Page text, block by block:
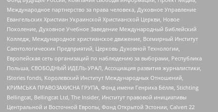
Международное партнерство за права человека, Духовное Управление
Евангельских Христиан Украинской Христианской Церкви, Новое
Поколение, Духовное Учебное Заведение Международный Библейский
Колледж, Международное христианское движение, Всемирный Институт
Саентологических Предприятий, Церковь Духовной Технологии,
Европейская сеть организаций по наблюдению за выборами, Республика
Польша, СВОБОДНЫЙ ИДЕЛЬ-УРАЛ, Ассоциация развития журналистики,
IStories fonds, Королевский Институт Международных Отношений,
КРИМСЬКА ПРАВОЗАХИСНА ГРУПА, Фонд имени Генриха Бёлля, Stichting
Bellingcat, Bellingcat Ltd, The Insider, Институт правовой инициативы
Центральной и Восточной Европы, Фонд Открытой Эстонии, Calvert 22